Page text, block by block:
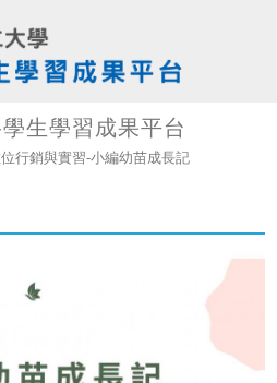
生學習成果平台
位行銷與實習-小編幼苗成長記